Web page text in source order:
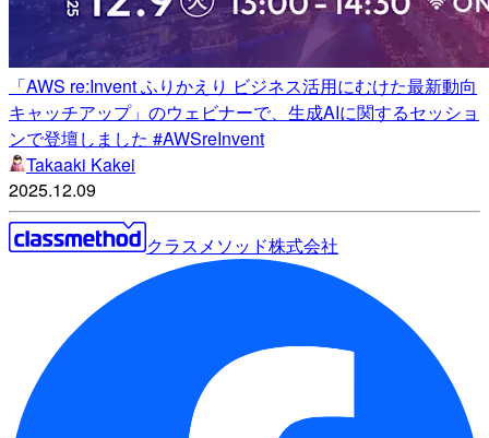
「AWS re:Invent ふりかえり ビジネス活用にむけた最新動向
キャッチアップ」のウェビナーで、生成AIに関するセッショ
ンで登壇しました #AWSreInvent
Takaaki Kakei
2025.12.09
クラスメソッド株式会社